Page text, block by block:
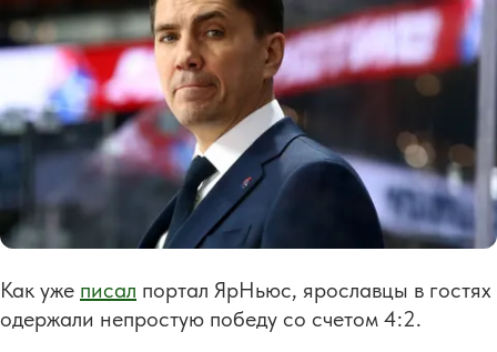
Как уже писал портал ЯрНьюс, ярославцы в гостях
одержали непростую победу со счетом 4:2.